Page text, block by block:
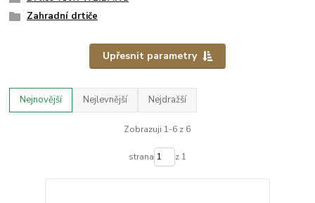
Zahradní drtiče
Upřesnit parametry
Nejnovější Nejlevnější Nejdražší
Zobrazuji 1-6 z 6
strana z 1